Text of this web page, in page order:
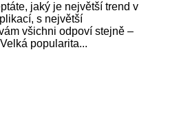
jaký je největší trend v
s největší
všichni odpoví stejně –
popularita...